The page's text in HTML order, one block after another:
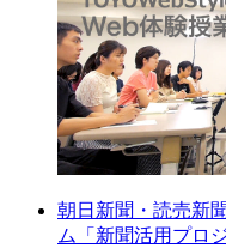
朝日新聞・読売新
ム「新聞活用プロ